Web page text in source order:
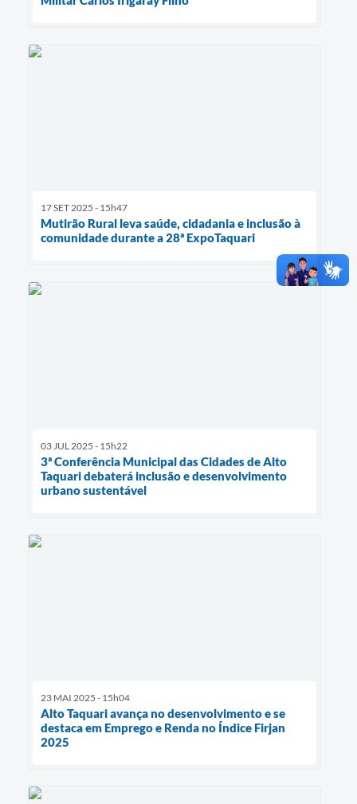
17 SET 2025 - 15h47
Mutirão Rural leva saúde, cidadania e inclusão à
comunidade durante a 28ª ExpoTaquari
03 JUL 2025 - 15h22
3ª Conferência Municipal das Cidades de Alto
Taquari debaterá inclusão e desenvolvimento
urbano sustentável
23 MAI 2025 - 15h04
Alto Taquari avança no desenvolvimento e se
destaca em Emprego e Renda no Índice Firjan
2025